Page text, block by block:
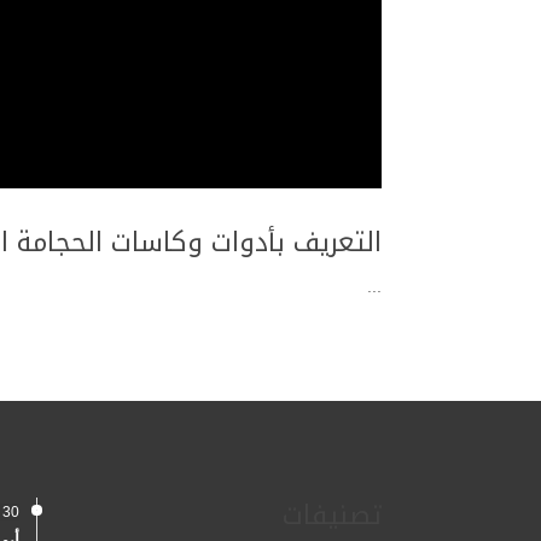
التعريف بأدوات وكاسات الحجامة
30 يناير، 2024